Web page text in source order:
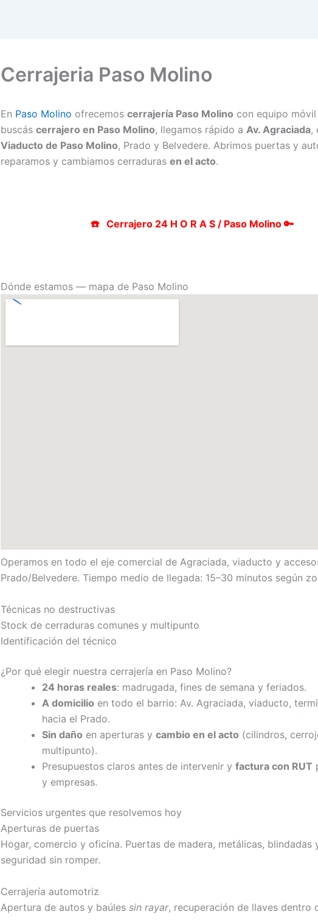
Cerrajeria Paso Molino
En Paso Molino ofrecemos cerrajería Paso Molino con equipo
buscás cerrajero en Paso Molino, llegamos rápido a Av. Agraciada,
Viaducto de Paso Molino, Prado y Belvedere. Abrimos puertas y
reparamos y cambiamos cerraduras en el acto.
☎️ Cerrajero 24 H O R A S / Paso Molino 🔑
Dónde estamos — mapa de Paso Molino
Operamos en todo el eje comercial de Agraciada, viaducto y
Prado/Belvedere. Tiempo medio de llegada: 15–30 minutos según
Técnicas no destructivas
Stock de cerraduras comunes y multipunto
Identificación del técnico
¿Por qué elegir nuestra cerrajería en Paso Molino?
24 horas reales: madrugada, fines de semana y feriados.
A domicilio en todo el barrio: Av. Agraciada, viaducto,
hacia el Prado.
Sin daño en aperturas y cambio en el acto (cilindros,
multipunto).
Presupuestos claros antes de intervenir y factura con RUT
y empresas.
Servicios urgentes que resolvemos hoy
Aperturas de puertas
Hogar, comercio y oficina. Puertas de madera, metálicas, blindadas
seguridad sin romper.
Cerrajería automotriz
Apertura de autos y baúles sin rayar, recuperación de llaves dentro